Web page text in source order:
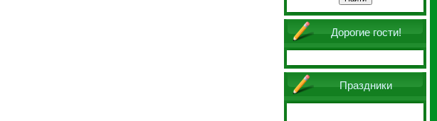
Дорогие гости!
Праздники